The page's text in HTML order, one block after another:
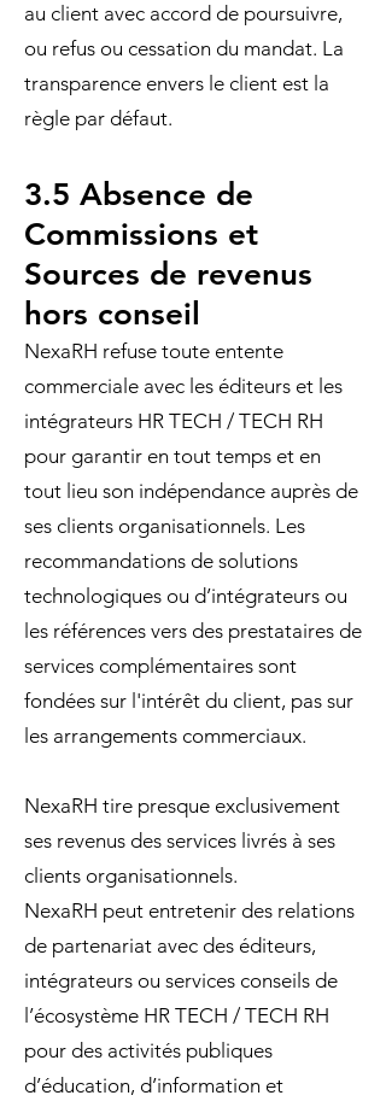
au client avec accord de poursuivre,
ou refus ou cessation du mandat. La
transparence envers le client est la
règle par défaut.
3.5 Absence de
Commissions et
Sources de revenus
hors conseil
NexaRH refuse toute entente
commerciale avec les éditeurs et les
intégrateurs HR TECH / TECH RH
pour garantir en tout temps et en
tout lieu son indépendance auprès de
ses clients organisationnels. Les
recommandations de solutions
technologiques ou d’intégrateurs ou
les références vers des prestataires de
services complémentaires sont
fondées sur l'intérêt du client, pas sur
les arrangements commerciaux.
NexaRH tire presque exclusivement
ses revenus des services livrés à ses
clients organisationnels.
NexaRH peut entretenir des relations
de partenariat avec des éditeurs,
intégrateurs ou services conseils de
l’écosystème HR TECH / TECH RH
pour des activités publiques
d’éducation, d’information et